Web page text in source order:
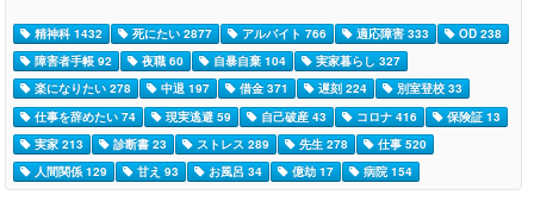
精神科 1432 死にたい 2877 アルバイト 766 適応障害 333
OD 238
障害者手帳 92
夜職 60 自暴自棄 104
実家暮らし 327
楽になりたい 278
中退 197 借金 371 遅刻 224
別室登校 33
仕事を辞めたい 74
現実逃避 59 自己破産 43 コロナ 416
保険証 13
実家 213
診断書 23 ストレス 289 先生 278
仕事 520
人間関係 129
甘え 93 お風呂 34 億劫 17 病院 154